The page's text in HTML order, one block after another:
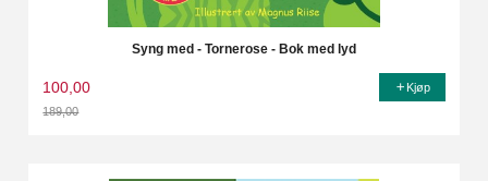
Syng med - Tornerose - Bok med lyd
100,00
189,00
Kjøp